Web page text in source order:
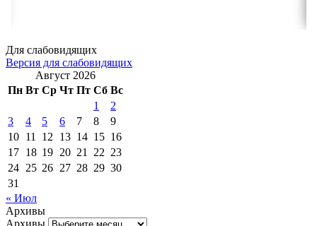
Для слабовидящих
Версия для слабовидящих
Август 2026
Пн Вт Ср Чт Пт Сб Вс
1
2
3
4 5 6 7 8
9
10 11 12 13 14 15 16
17 18 19 20 21 22 23
24 25 26 27 28 29 30
31
« Июл
Архивы
Архивы